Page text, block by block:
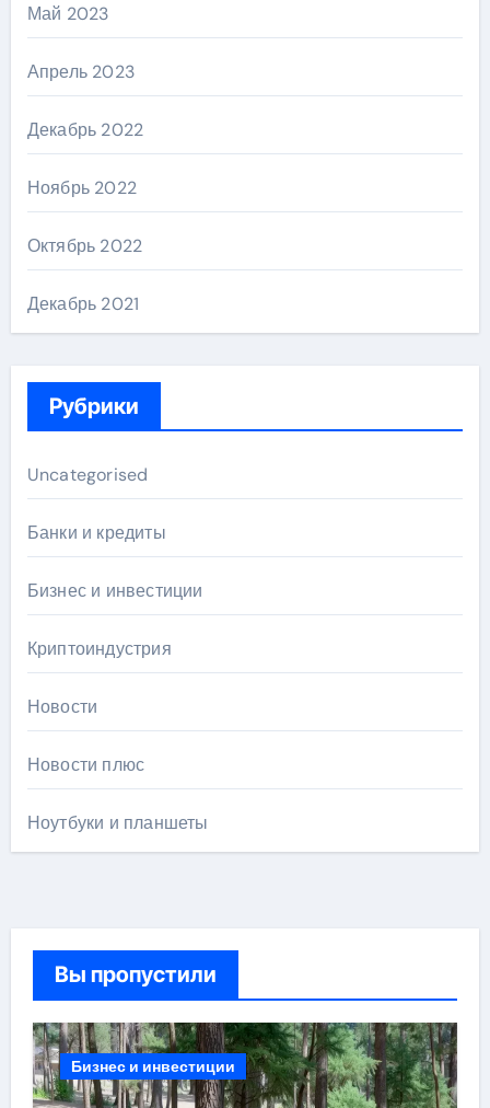
Май 2023
Апрель 2023
Декабрь 2022
Ноябрь 2022
Октябрь 2022
Декабрь 2021
Рубрики
Uncategorised
Банки и кредиты
Бизнес и инвестиции
Криптоиндустрия
Новости
Новости плюс
Ноутбуки и планшеты
Вы пропустили
Бизнес и инвестиции